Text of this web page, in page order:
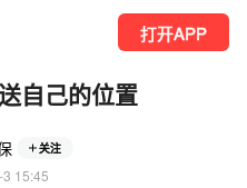
打开APP
自己的位置
关注
15:45